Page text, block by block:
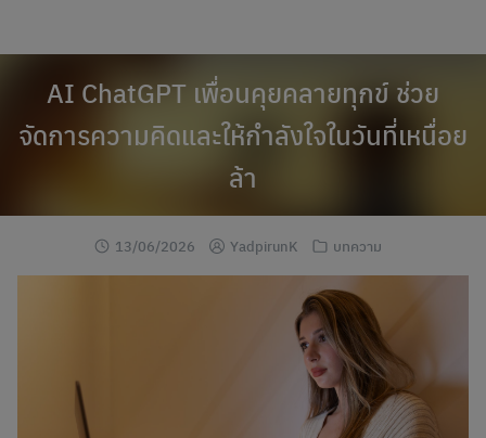
AI ChatGPT เพื่อนคุยคลายทุกข์ ช่วย
จัดการความคิดและให้กำลังใจในวันที่เหนื่อย
ล้า
13/06/2026 YadpirunK บทความ